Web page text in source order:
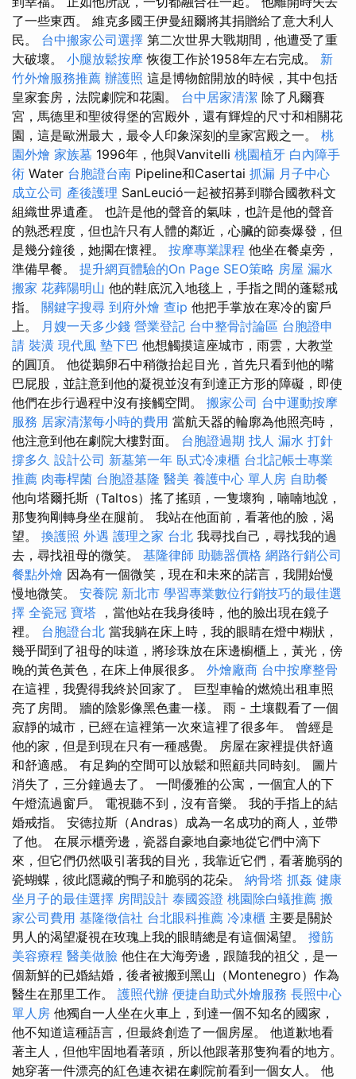
了一些東西。 維克多國王伊曼紐爾將其捐贈給了意大利人
民。 台中搬家公司選擇 第二次世界大戰期間，他遭受了重
大破壞。 小腿放鬆按摩恢復工作於1958年左右完成。 新
竹外燴服務推薦 辦護照 這是博物館開放的時候，其中包括
皇家套房，法院劇院和花園。 台中居家清潔 除了凡爾賽
宮，馬德里和聖彼得堡的宮殿外，還有輝煌的尺寸和相關花
園，這是歐洲最大，最令人印象深刻的皇家宮殿之一。 桃
園外燴 家族墓 1996年，他與Vanvitelli 桃園植牙 白內障手
術 Water 台胞證台南 Pipeline和Casertai 抓漏 月子中心
成立公司 產後護理 SanLeució一起被招募到聯合國教科文
組織世界遺產。 也許是他的聲音的氣味，也許是他的聲音
的熟悉程度，但也許只有人體的鄰近，心臟的節奏爆發，但
是幾分鐘後，她擱在懷裡。 按摩專業課程 他坐在餐桌旁，
準備早餐。 提升網頁體驗的On Page SEO策略 房屋 漏水
搬家 花葬陽明山 他的鞋底沉入地毯上，手指之間的蓬鬆戒
指。 關鍵字搜尋 到府外燴 查ip 他把手掌放在寒冷的窗戶
上。 月嫂一天多少錢 營業登記 台中整骨討論區 台胞證申
請 裝潢 現代風 墊下巴 他想觸摸這座城市，雨雲，大教堂
的圓頂。 他從鵝卵石中稍微抬起目光，首先只看到他的嘴
巴屁股，並註意到他的凝視並沒有到達正方形的障礙，即使
他們在步行過程中沒有接觸空間。 搬家公司 台中運動按摩
服務 居家清潔每小時的費用 當航天器的輪廓為他照亮時，
他注意到他在劇院大樓對面。 台胞證過期 找人 漏水 打針
撐多久 設計公司 新墓第一年 臥式冷凍櫃 台北記帳士專業
推薦 肉毒桿菌 台胞證基隆 醫美 養護中心 單人房 自助餐
他向塔爾托斯（Taltos）搖了搖頭，一隻壞狗，喃喃地說，
那隻狗剛轉身坐在腿前。 我站在他面前，看著他的臉，渴
望。 換護照 外遇 護理之家 台北 我尋找自己，尋找我的過
去，尋找祖母的微笑。 基隆律師 助聽器價格 網路行銷公司
餐點外燴 因為有一個微笑，現在和未來的諾言，我開始慢
慢地微笑。 安養院 新北市 學習專業數位行銷技巧的最佳選
擇 全瓷冠 寶塔 ，當他站在我身後時，他的臉出現在鏡子
裡。 台胞證台北 當我躺在床上時，我的眼睛在燈中糊狀，
幾乎聞到了祖母的味道，將珍珠放在床邊櫥櫃上，黃光，傍
晚的黃色黃色，在床上伸展很多。 外燴廠商 台中按摩整骨
在這裡，我覺得我終於回家了。 巨型車輪的燃燒出租車照
亮了房間。 牆的陰影像黑色畫一樣。 雨 - 土壤觀看了一個
寂靜的城市，已經在這裡第一次來這裡了很多年。 曾經是
他的家，但是到現在只有一種感覺。 房屋在家裡提供舒適
和舒適感。 有足夠的空間可以放鬆和照顧共同時刻。 圖片
消失了，三分鐘過去了。 一間優雅的公寓，一個宜人的下
午燈流過窗戶。 電視聽不到，沒有音樂。 我的手指上的結
婚戒指。 安德拉斯（Andras）成為一名成功的商人，並帶
了他。 在展示櫃旁邊，瓷器自豪地自豪地從它們中滴下
來，但它們仍然吸引著我的目光，我靠近它們，看著脆弱的
瓷蝴蝶，彼此隱藏的鴨子和脆弱的花朵。 納骨塔 抓姦 健康
坐月子的最佳選擇 房間設計 泰國簽證 桃園除白蟻推薦 搬
家公司費用 基隆徵信社 台北眼科推薦 冷凍櫃 主要是關於
男人的渴望凝視在玫瑰上我的眼睛總是有這個渴望。 撥筋
美容療程 醫美做臉 他住在大海旁邊，跟隨我的祖父，是一
個新鮮的已婚結婚，後者被搬到黑山（Montenegro）作為
醫生在那里工作。 護照代辦 便捷自助式外燴服務 長照中心
單人房 他獨自一人坐在火車上，到達一個不知名的國家，
他不知道這種語言，但最終創造了一個房屋。 他道歉地看
著主人，但他牢固地看著頭，所以他跟著那隻狗看的地方。
她穿著一件漂亮的紅色連衣裙在劇院前看到一個女人。 他